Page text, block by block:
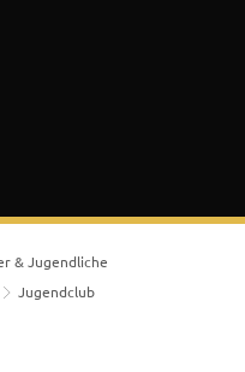
& Jugendliche
Jugendclub